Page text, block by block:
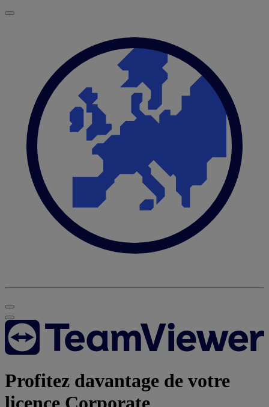
Profitez davantage de votre